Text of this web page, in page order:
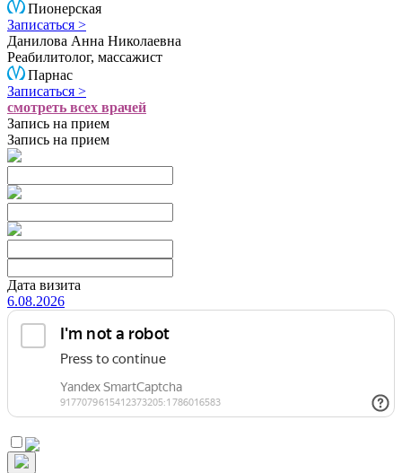
Пионерская
Записаться >
Данилова Анна Николаевна
Реабилитолог, массажист
Парнас
Записаться >
смотреть всех врачей
Запись на прием
Запись на прием
Дата визита
6.08.2026